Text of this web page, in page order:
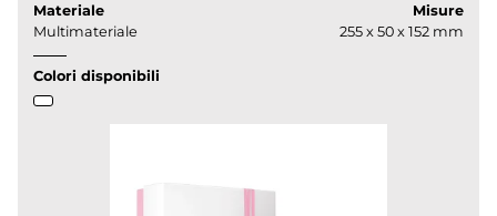
Materiale
Multimateriale
Misure
255 x 50 x 152 mm
Colori disponibili